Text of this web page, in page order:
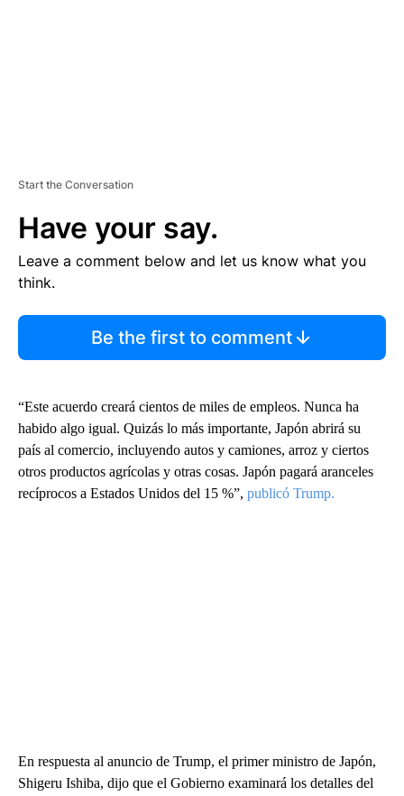
Start the Conversation
Have your say.
Leave a comment below and let us know what you
think.
Be the first to comment
“Este acuerdo creará cientos de miles de empleos. Nunca ha
habido algo igual. Quizás lo más importante, Japón abrirá su
país al comercio, incluyendo autos y camiones, arroz y ciertos
otros productos agrícolas y otras cosas. Japón pagará aranceles
recíprocos a Estados Unidos del 15 %”, publicó Trump.
En respuesta al anuncio de Trump, el primer ministro de Japón,
Shigeru Ishiba, dijo que el Gobierno examinará los detalles del